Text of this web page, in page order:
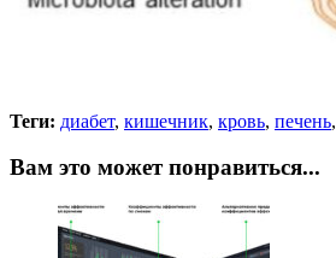
Теги: диабет, кишечник, кровь, печень,
Вам это может понравиться...